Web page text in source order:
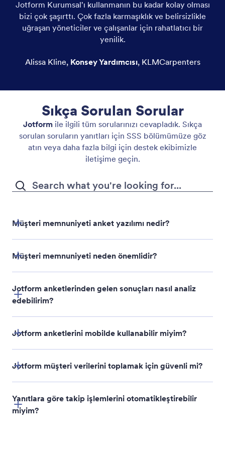
Jotform Kurumsal'ı kullanmanın bu kadar kolay olması
bizi çok şaşırttı. Çok fazla karmaşıklık ve belirsizlikle
uğraşan yöneticiler ve çalışanlar için rahatlatıcı bir
yenilik.
Alissa Kline, Konsey Yardımcısı, KLMCarpenters
Sıkça Sorulan Sorular
Jotform ile ilgili tüm sorularınızı cevapladık. Sıkça
sorulan soruların yanıtları için SSS bölümümüze göz
atın veya daha fazla bilgi için destek ekibimizle
iletişime geçin.
Müşteri memnuniyeti anket yazılımı nedir?
Müşteri memnuniyeti neden önemlidir?
Jotform anketlerinden gelen sonuçları nasıl analiz
edebilirim?
Jotform anketlerini mobilde kullanabilir miyim?
Jotform müşteri verilerini toplamak için güvenli mi?
Yanıtlara göre takip işlemlerini otomatikleştirebilir
miyim?